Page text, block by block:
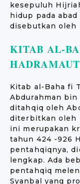
kesepuluh
hidup pada
disebutkan oleh
KITAB AL-
HADRAMAUT
Kitab al-Baha fi
Abdurahman bin
ditahqiq oleh
diterbitkan oleh
ini merupakan
tahun 424 -926
pentahqiqnya,
lengkap. Ada
pentahqiq
Syanbal yang